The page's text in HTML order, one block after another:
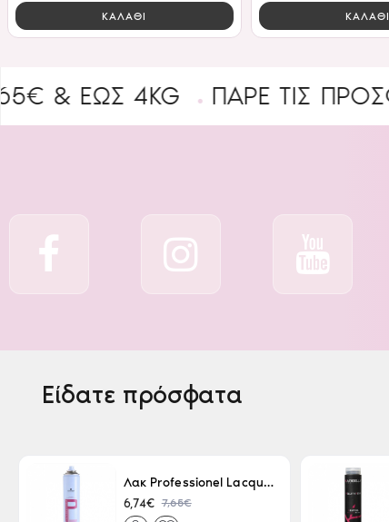
ΚΑΛΑΘΙ ΚΑΛΑΘΙ
4KG ΠΑΡΕ ΤΙΣ ΠΡΟΣΦΟΡΕΣ
Είδατε πρόσφατα
Λακ Professionel Lacque Super Strong 500ml
6,74€ 7,65€